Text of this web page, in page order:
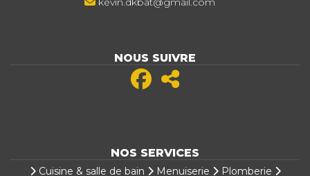
NOUS SUIVRE
NOS SERVICES
Cuisine & salle de bain Menuiserie Plomberie